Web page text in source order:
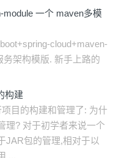
module 一个 maven多模
cloud+maven-
架构模版. 新手上路的
构建
目的构建和管理了: 为什
理? 对于初学者来说一个
JAR包的管理,相对于以
...